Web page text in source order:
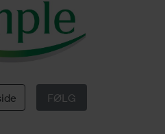
Simple
FØLG